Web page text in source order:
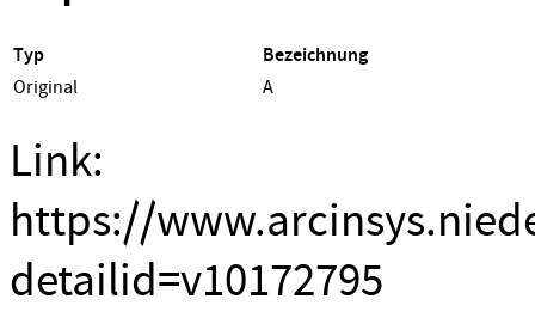
Typ Bezeichnung
Original A
Link:
https://
detailid=v10172795